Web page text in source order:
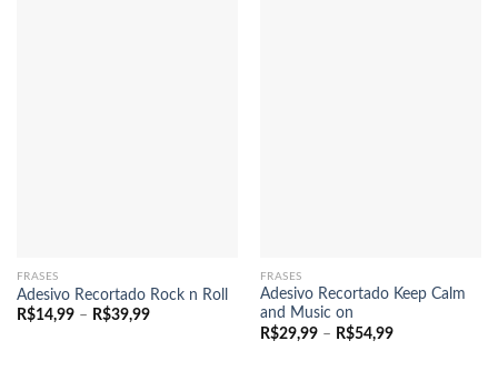
FRASES
Adesivo Recortado Rock n Roll
R$14,99 – R$39,99Faixa
FRASES
Adesivo Recortado Keep Calm
and Music on
R$29,99 – R$54,99Faixa